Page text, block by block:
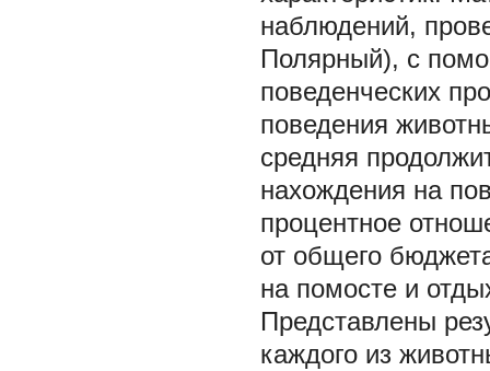
наблюдений,
Полярный), с
поведенческих
поведения
средняя
нахождения на
процентное
от общего
на помосте и
Представлены
каждого из